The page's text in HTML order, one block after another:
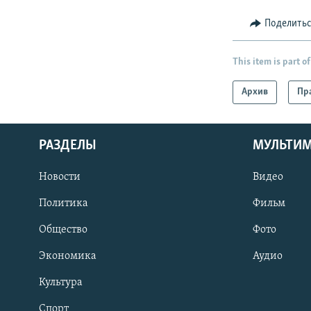
This item is part of
Архив
РАЗДЕЛЫ
Новости
Политика
Общество
Экономика
Культура
Видео
Фильм
Фото
Аудио